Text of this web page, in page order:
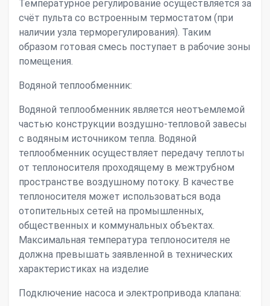
Температурное регулирование осуществляется за
счёт пульта со встроенным термостатом (при
наличии узла терморегулирования). Таким
образом готовая смесь поступает в рабочие зоны
помещения.
Водяной теплообменник:
Водяной теплообменник является неотъемлемой
частью конструкции воздушно-тепловой завесы
с водяным источником тепла. Водяной
теплообменник осуществляет передачу теплоты
от теплоносителя проходящему в межтрубном
пространстве воздушному потоку. В качестве
теплоносителя может использоваться вода
отопительных сетей на промышленных,
общественных и коммунальных объектах.
Максимальная температура теплоносителя не
должна превышать заявленной в технических
характеристиках на изделие
Подключение насоса и электропривода клапана: